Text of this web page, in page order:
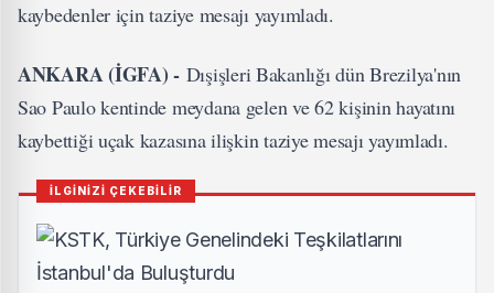
kaybedenler için taziye mesajı yayımladı.
ANKARA (İGFA) - Dışişleri Bakanlığı dün Brezilya'nın
Sao Paulo kentinde meydana gelen ve 62 kişinin hayatını
kaybettiği uçak kazasına ilişkin taziye mesajı yayımladı.
İLGİNİZİ ÇEKEBİLİR